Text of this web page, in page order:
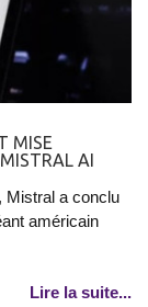
MISE
AI
Mistral a conclu
américain
Lire la suite...